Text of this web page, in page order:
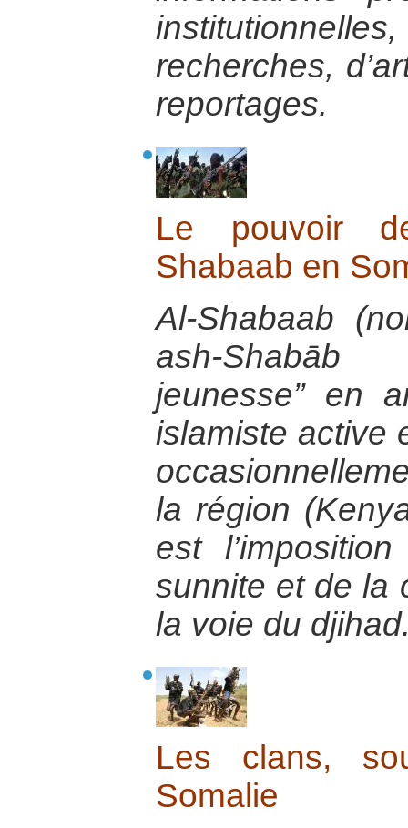
recherches,
reportages.
Le pouvoir
Shabaab en
Al-Shabaab
ash-
jeunesse” en
islamiste active
la région
est
sunnite et de la
la voie du
Les clans,
Somalie